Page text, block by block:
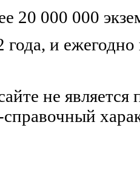
20 000 000
и
не